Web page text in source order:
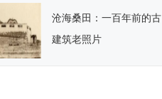
沧海桑田：一百年前的古
建筑老照片